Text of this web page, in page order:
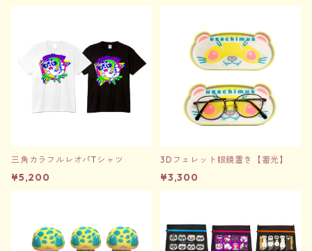
三角カラフルレオパTシャツ
¥5,200
3Dフェレット眼鏡置き【蓄光】
¥3,300